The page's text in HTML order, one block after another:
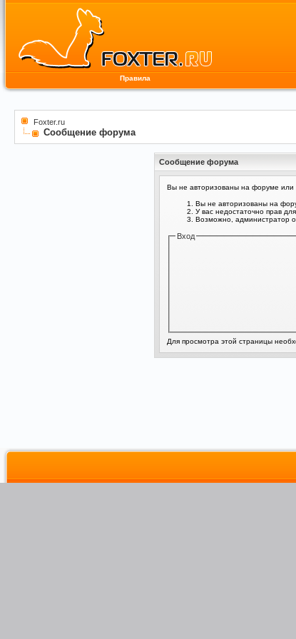
Правила
Foxter.ru
Сообщение форума
Сообщение форума
Вы не авторизованы на форуме или
Вы не авторизованы на
У вас недостаточно прав
Возможно, администратор
Вход
Для просмотра этой страницы